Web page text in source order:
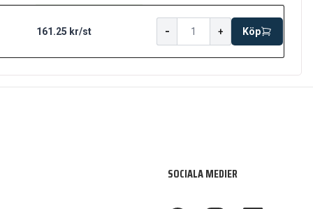
161.25 kr/st - + Köp
SOCIALA MEDIER